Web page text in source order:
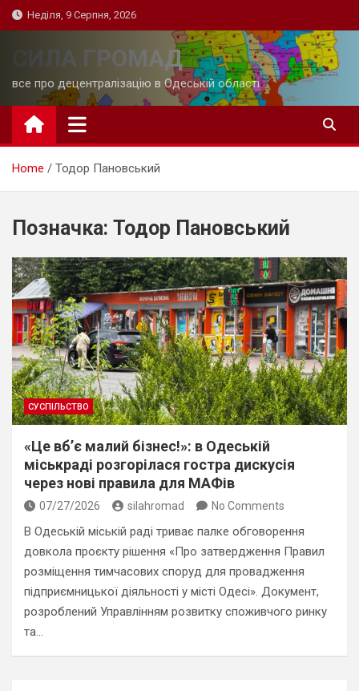
Skip
to
Неділя, 9 Серпня, 2026
СИЛА ГРОМАД
все про децентралізацію в Одеській області
Home Тодор Пановський
Позначка: Тодор Пановський
СУСПІЛЬСТВО
«Це вб’є малий бізнес!»: в Одеській
міськраді розгорілася гостра дискусія
через нові правила для МАФів
07/27/2026 silahromad No Comments
В Одеській міській раді триває палке обговорення
довкола проєкту рішення «Про затвердження Правил
розміщення тимчасових споруд для провадження
підприємницької діяльності у місті Одесі». Документ,
розроблений Управлінням розвитку споживчого ринку
та…